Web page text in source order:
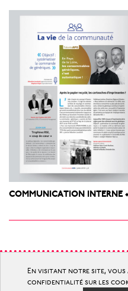
En visitant notre site,
confidentialité sur les
COMMUNICATION INTERNE «
©
et d’intérêt